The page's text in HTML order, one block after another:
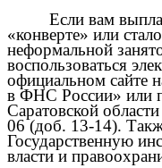
Если вам
«конверте» или
неформальной
воспользоваться
официальном сайте
в ФНС России» или
Саратовской
06 (доб. 13-14).
Государственную
власти и